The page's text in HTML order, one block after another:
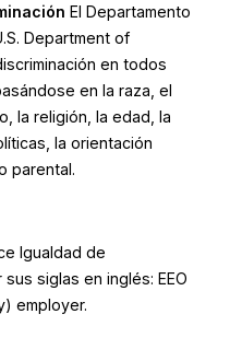
El Departamento
Department of
en todos
en la raza, el
la religión, la edad, la
la orientación
parental.
Igualdad de
siglas en inglés: EEO
employer.